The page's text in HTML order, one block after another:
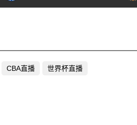
CBA直播 世界杯直播